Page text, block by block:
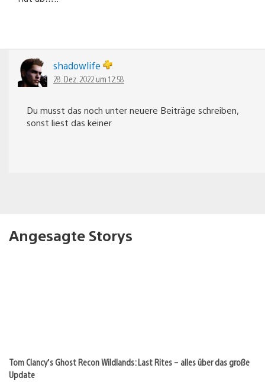
shadowlife
28. Dez. 2022 um 12:58
Du musst das noch unter neuere Beiträge schreiben,
sonst liest das keiner
Angesagte Storys
Tom Clancy’s Ghost Recon Wildlands: Last Rites – alles über das große
Update